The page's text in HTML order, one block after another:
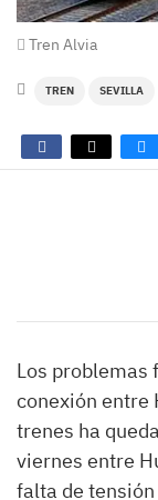
Tren Alvia
TREN SEVILLA
Los problemas
conexión entre
trenes ha
viernes entre
falta de